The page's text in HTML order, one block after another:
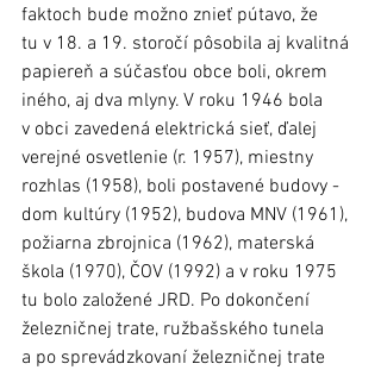
faktoch bude možno znieť pútavo, že
tu v 18. a 19. storočí pôsobila aj kvalitná
papiereň a súčasťou obce boli, okrem
iného, aj dva mlyny. V roku 1946 bola
v obci zavedená elektrická sieť, ďalej
verejné osvetlenie (r. 1957), miestny
rozhlas (1958), boli postavené budovy -
dom kultúry (1952), budova MNV (1961),
požiarna zbrojnica (1962), materská
škola (1970), ČOV (1992) a v roku 1975
tu bolo založené JRD. Po dokončení
železničnej trate, ružbašského tunela
a po sprevádzkovaní železničnej trate